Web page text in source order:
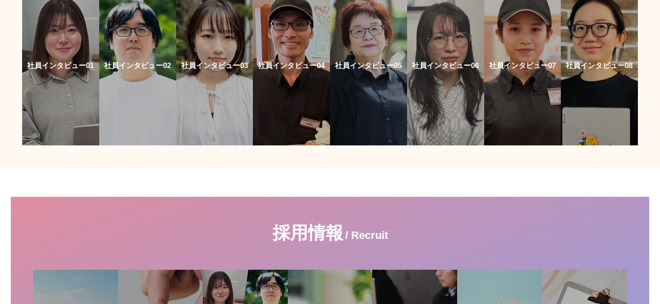
社員インタビュー01 社員インタビュー02 社員インタビュー03 社員インタビュー04 社員インタビュー05 社員インタビュー06 社員インタビュー07 社員インタビュー08
採用情報 / Recruit